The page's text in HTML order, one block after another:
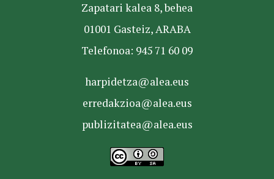
Zapatari kalea 8, behea
01001 Gasteiz, ARABA
Telefonoa: 945 71 60 09
harpidetza@alea.eus
erredakzioa@alea.eus
publizitatea@alea.eus